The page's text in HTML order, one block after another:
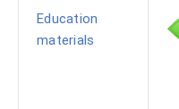
Education
materials